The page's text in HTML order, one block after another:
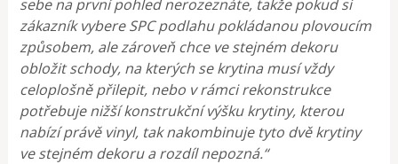
sebe na první pohled nerozeznáte, takže pokud si
zákazník vybere SPC podlahu pokládanou plovoucím
způsobem, ale zároveň chce ve stejném dekoru
obložit schody, na kterých se krytina musí vždy
celoplošně přilepit, nebo v rámci rekonstrukce
potřebuje nižší konstrukční výšku krytiny, kterou
nabízí právě vinyl, tak nakombinuje tyto dvě krytiny
ve stejném dekoru a rozdíl nepozná.“